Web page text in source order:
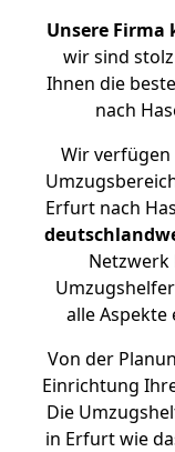
Unsere Firma
wir sind
Ihnen die
nach
Wir
Erfurt nach
Netzwerk
alle Aspekte
Von der
Einrichtung
Die
in Erfurt wie